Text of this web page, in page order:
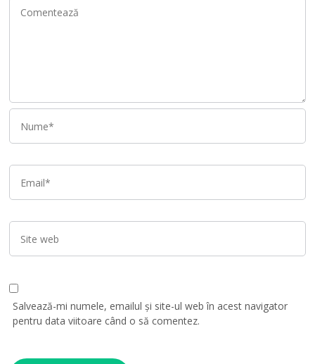
Salvează-mi numele, emailul și site-ul web în acest navigator
pentru data viitoare când o să comentez.